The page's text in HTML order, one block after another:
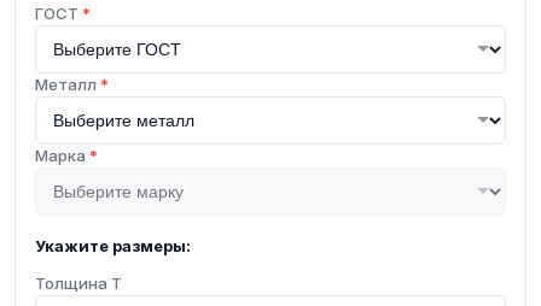
ГОСТ *
Металл *
Марка *
Укажите размеры:
Толщина T